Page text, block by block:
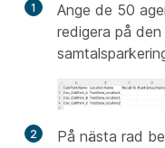
1
Ange de 50
redigera på
2
På nästa rad